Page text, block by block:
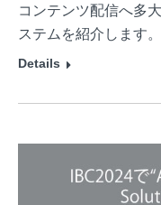
コンテンツ配信へ多
ステムを紹介します。
Details